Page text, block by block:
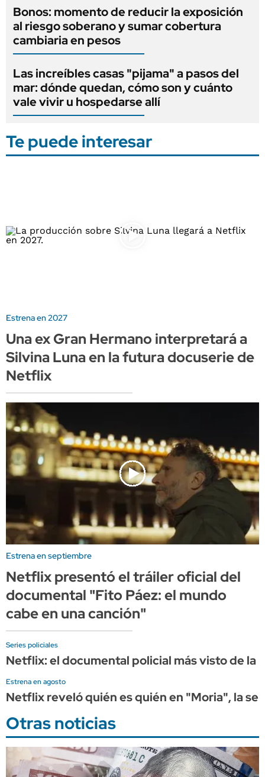
Bonos: momento de reducir la exposición
al riesgo soberano y sumar cobertura
cambiaria en pesos
Las increíbles casas "pijama" a pasos del
mar: dónde quedan, cómo son y cuánto
vale vivir u hospedarse allí
Te puede interesar
Estrena en 2027
Una ex Gran Hermano interpretará a
Silvina Luna en la futura docuserie de
Netflix
Estrena en septiembre
Netflix presentó el tráiler oficial del
documental "Fito Páez: el mundo
cabe en una canción"
Series policiales
Netflix: el documental policial más visto de la
Estrena en agosto
Netflix reveló quién es quién en "Moria", la
Otras noticias